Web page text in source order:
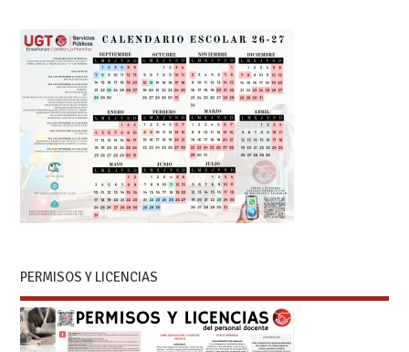
PERMISOS Y LICENCIAS